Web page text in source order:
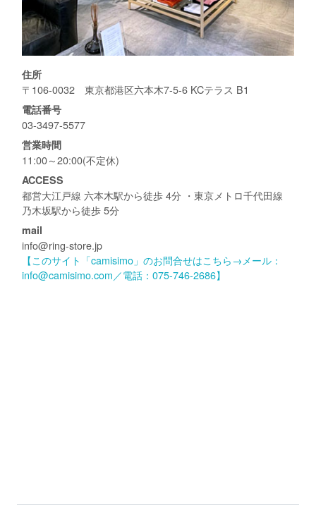
住所
〒106-0032 東京都港区六本木7-5-6 KCテラス B1
電話番号
03-3497-5577
営業時間
11:00～20:00(不定休)
ACCESS
都営大江戸線 六本木駅から徒歩 4分 ・東京メトロ千代田線
乃木坂駅から徒歩 5分
mail
info@ring-store.jp
【このサイト「camisimo」のお問合せはこちら→メール：
info@camisimo.com／電話：075-746-2686】